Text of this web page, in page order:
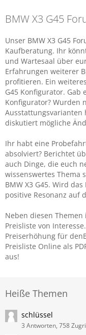
BMW X3 G45
Unser BMW X3 G45
Kaufberatung. Ihr
und Wartesaal über
Erfahrungen weiterer
profitieren. Ein
G45 Konfigurator. Gab
Konfigurator? Wurden
Ausstattungsvarianten
diskutiert mögliche
Ihr habt eine
absolviert? Berichtet
auch Dinge, die euch
wissenswertes Thema
BMW X3 G45. Wird
positive Resonanz auf
Neben diesen
Preisliste von
Preiserhöhung für
Preisliste Online als
aus!
Heiße Themen
schlüssel
3 Antworten, 758